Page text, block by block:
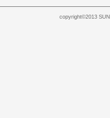
copyright©2013